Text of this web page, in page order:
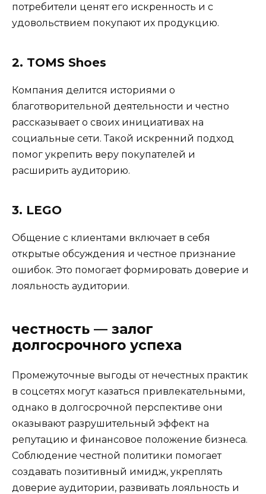
потребители ценят его искренность и с
удовольствием покупают их продукцию.
2. TOMS Shoes
Компания делится историями о
благотворительной деятельности и честно
рассказывает о своих инициативах на
социальные сети. Такой искренний подход
помог укрепить веру покупателей и
расширить аудиторию.
3. LEGO
Общение с клиентами включает в себя
открытые обсуждения и честное признание
ошибок. Это помогает формировать доверие и
лояльность аудитории.
честность — залог
долгосрочного успеха
Промежуточные выгоды от нечестных практик
в соцсетях могут казаться привлекательными,
однако в долгосрочной перспективе они
оказывают разрушительный эффект на
репутацию и финансовое положение бизнеса.
Соблюдение честной политики помогает
создавать позитивный имидж, укреплять
доверие аудитории, развивать лояльность и